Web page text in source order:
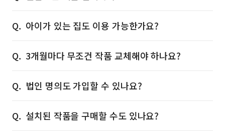
아이가 있는 집도 이용 가능한가요?
3개월마다 무조건 작품 교체해야 하나요?
법인 명의도 가입할 수 있나요?
설치된 작품을 구매할 수도 있나요?